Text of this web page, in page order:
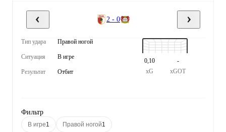
2 - 0
Тип удара Правой ногой
Ситуация В игре
Результат Отбит
0,10
xG
-
xGOT
Фильтр
В игре1 Правой ногой1